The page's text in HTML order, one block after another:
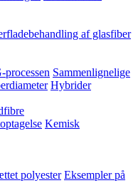
af glasfiber
processen Sammenlignelige
Hybrider
Kemisk
polyester Eksempler på